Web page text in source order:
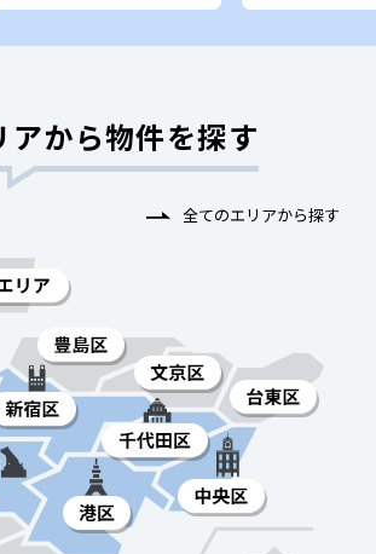
アから物件を探す
全てのエリアから探す